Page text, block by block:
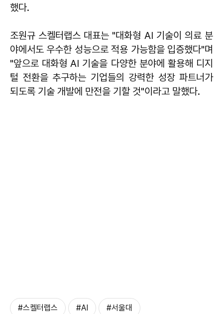
했다.
조원규 스켈터랩스 대표는 "대화형 AI 기술이 의료 분
야에서도 우수한 성능으로 적용 가능함을 입증했다"며
"앞으로 대화형 AI 기술을 다양한 분야에 활용해 디지
털 전환을 추구하는 기업들의 강력한 성장 파트너가
되도록 기술 개발에 만전을 기할 것"이라고 말했다.
#스켈터랩스 #AI #서울대